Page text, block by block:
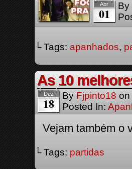
Abr
01
By
└ Tags: apanhados,
As 10
Dez
18 By Fjpinto18 on
Posted In:
Vejam também o
└ Tags: partidas